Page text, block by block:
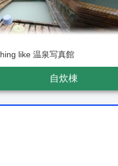
like 温泉写真館
自炊棟